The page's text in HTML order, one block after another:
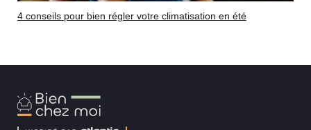
4 conseils pour bien régler votre climatisation en été
Bien
Chez